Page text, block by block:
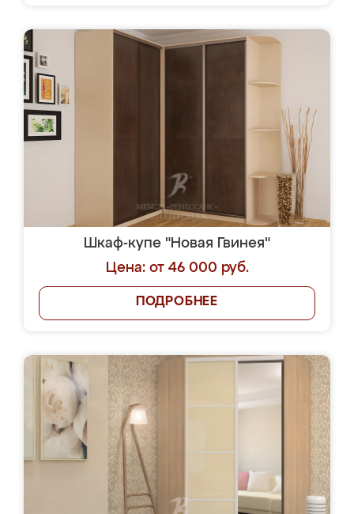
Шкаф-купе "Новая Гвинея"
Цена: от 46 000 руб.
ПОДРОБНЕЕ